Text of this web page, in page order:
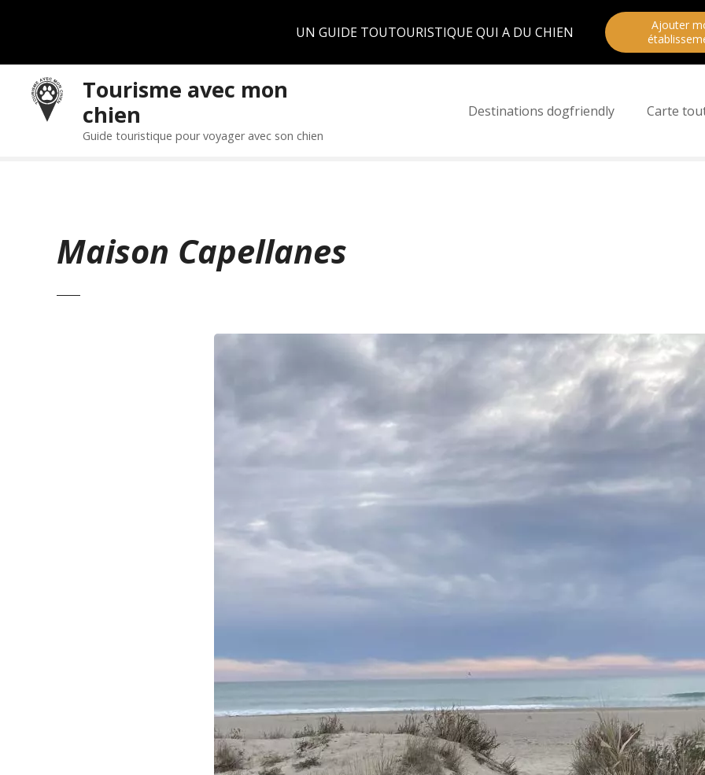
UN GUIDE TOUTOURISTIQUE QUI A DU CHIEN
Ajouter
Tourisme avec mon
chien
Guide touristique pour voyager avec son chien
Destinations dogfriendly Carte
Maison Capellanes